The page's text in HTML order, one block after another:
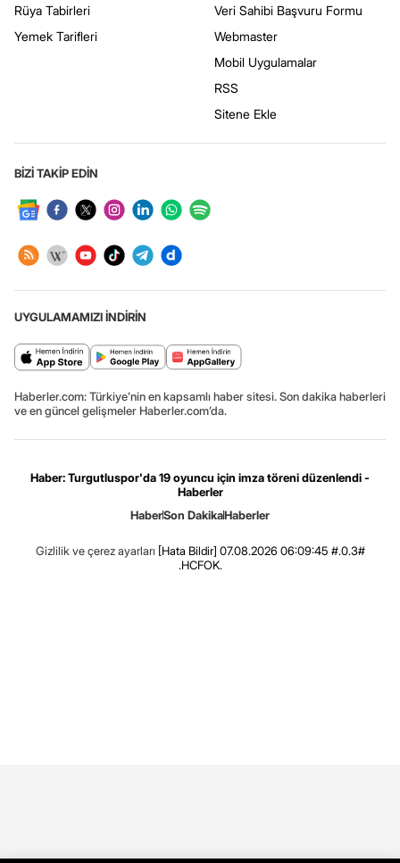
Rüya Tabirleri
Yemek Tarifleri
Veri Sahibi Başvuru Formu
Webmaster
Mobil Uygulamalar
RSS
Sitene Ekle
BİZİ TAKİP EDİN
UYGULAMAMIZI İNDİRİN
Haberler.com: Türkiye’nin en kapsamlı haber sitesi. Son dakika haberleri
ve en güncel gelişmeler Haberler.com’da.
Haber: Turgutluspor'da 19 oyuncu için imza töreni düzenlendi -
Haberler
HaberSon DakikaHaberler
Gizlilik ve çerez ayarları [Hata Bildir] 07.08.2026 06:09:45 #.0.3#
.HCFOK.